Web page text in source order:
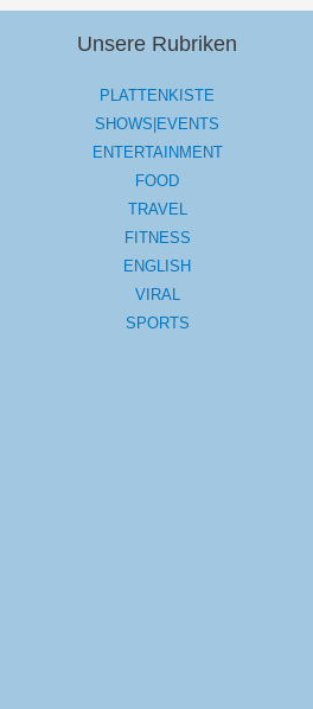
Unsere Rubriken
PLATTENKISTE
SHOWS|EVENTS
ENTERTAINMENT
FOOD
TRAVEL
FITNESS
ENGLISH
VIRAL
SPORTS